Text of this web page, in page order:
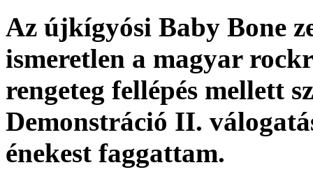
Az újkígyósi Baby Bone
ismeretlen a magyar
rengeteg fellépés mellett
Demonstráció II.
énekest faggattam.